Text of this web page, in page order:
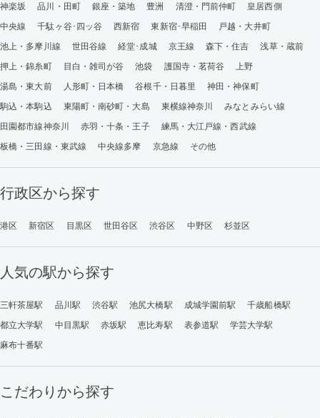
神楽坂
品川・田町 銀座・築地 豊洲 清澄・門前仲町
皇居西側
中央線
千駄ヶ谷･四ッ谷 西新宿 東新宿･早稲田
戸越・大井町
池上・多摩川線
世田谷線 経堂･成城 京王線 森下・住吉
浅草・蔵前
押上・錦糸町
目白・雑司が谷 池袋 護国寺・茗荷谷
上野
湯島・東大前
人形町・日本橋 谷根千・日暮里
神田・神保町
駒込・本駒込
東陽町・南砂町・大島 東横線神奈川
みなとみらい線
田園都市線神奈川
赤羽・十条・王子
練馬・大江戸線・西武線
板橋・三田線・東武線
中央線多摩 京急線 その他
行政区から探す
港区 新宿区 目黒区 世田谷区 渋谷区 中野区 杉並区
人気の駅から探す
三軒茶屋駅 品川駅 渋谷駅 池尻大橋駅 成城学園前駅
千歳船橋駅
都立大学駅
中目黒駅 赤坂駅 恵比寿駅 表参道駅
学芸大学駅
麻布十番駅
こだわりから探す